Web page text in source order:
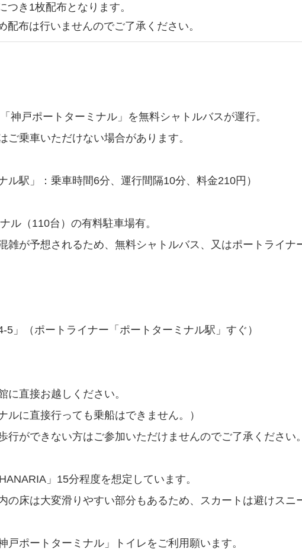
つき1枚配布となります。
配布は行いませんのでご了承ください。
神戸ポートターミナル」を無料シャトルバスが運行。
乗車いただけない場合があります。
駅」：乗車時間6分、運行間隔10分、料金210円）
（110台）の有料駐車場有。
が予想されるため、無料シャトルバス、又はポートライナ
」（ポートライナー「ポートターミナル駅」すぐ）
直接お越しください。
に直接行っても乗船はできません。）
行ができない方はご参加いただけませんのでご了承ください
」15分程度を想定しています。
床は大変滑りやすい部分もあるため、スカートは避けスニ
ポートターミナル」トイレをご利用願います。